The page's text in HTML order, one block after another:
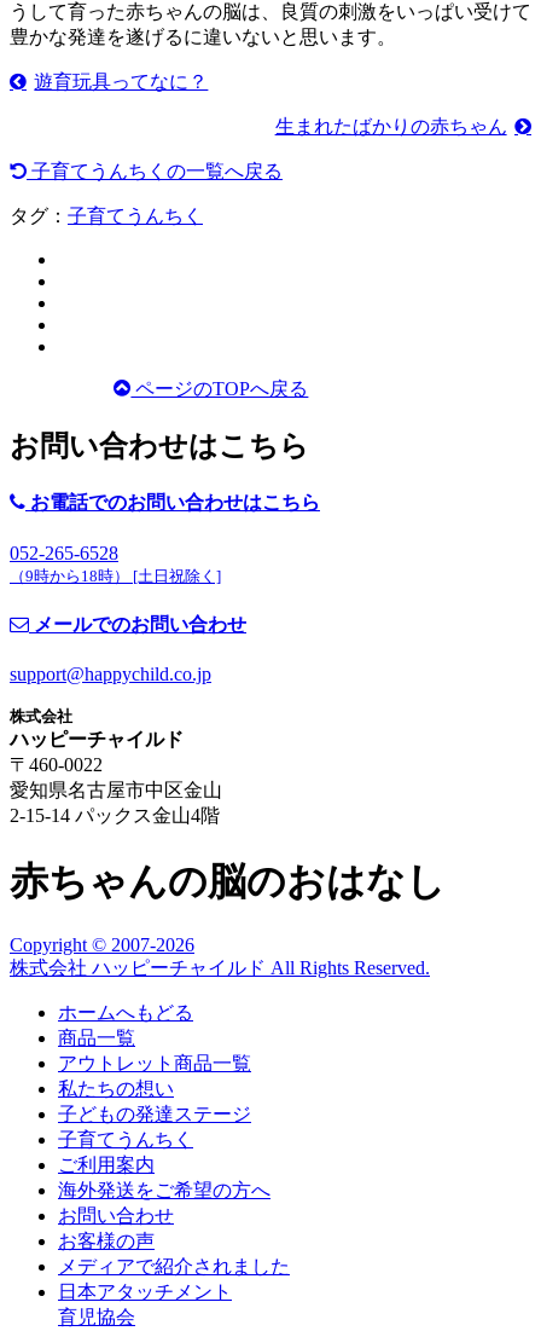
うして育った赤ちゃんの脳は、良質の刺激をいっぱい受けて
豊かな発達を遂げるに違いないと思います。
遊育玩具ってなに？
生まれたばかりの赤ちゃん
子育てうんちくの一覧へ戻る
タグ： 子育てうんちく
ページのTOPへ戻る
お問い合わせはこちら
お電話でのお問い合わせはこちら
052-265-6528
（9時から18時） [土日祝除く]
メールでのお問い合わせ
support@happychild.co.jp
株式会社
ハッピーチャイルド
〒460-0022
愛知県名古屋市中区金山
2-15-14 パックス金山4階
赤ちゃんの脳のおはなし
Copyright © 2007-2026
株式会社 ハッピーチャイルド All Rights Reserved.
ホームへもどる
商品一覧
アウトレット商品一覧
私たちの想い
子どもの発達ステージ
子育てうんちく
ご利用案内
海外発送をご希望の方へ
お問い合わせ
お客様の声
メディアで紹介されました
日本アタッチメント
育児協会